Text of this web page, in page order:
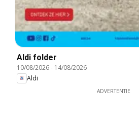
Aldi folder
10/08/2026- 14/08/2026
Aldi
ADVERTENTIE